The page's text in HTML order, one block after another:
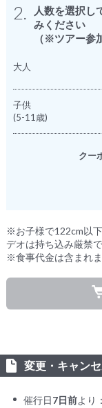
2.
人数を選択し
みください
（※ツアー参
大人
子供
(5-11歳)
クー
※お子様で122cm以
デオは持ち込み厳禁で
※食事代金は含まれま
変更・キャン
催行日7日前より：